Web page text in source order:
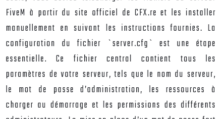
FiveM à partir du site officiel de CFX.re et les installer
manuellement en suivant les instructions fournies. La
configuration du fichier `server.cfg` est une étape
essentielle. Ce fichier central contient tous les
paramètres de votre serveur, tels que le nom du serveur,
le mot de passe d’administration, les ressources à
charger au démarrage et les permissions des différents